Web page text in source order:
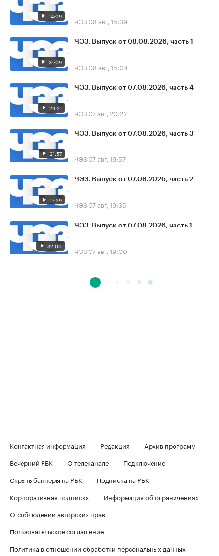
14:09 ЧЭЗ 08 авг, 15:39
31:09
ЧЭЗ. Выпуск от 08.08.2026, часть 1
ЧЭЗ 08 авг, 15:04
29:21
ЧЭЗ. Выпуск от 07.08.2026, часть 4
ЧЭЗ 07 авг, 20:22
21:57
ЧЭЗ. Выпуск от 07.08.2026, часть 3
ЧЭЗ 07 авг, 19:57
17:29
ЧЭЗ. Выпуск от 07.08.2026, часть 2
ЧЭЗ 07 авг, 19:35
32:00
ЧЭЗ. Выпуск от 07.08.2026, часть 1
ЧЭЗ 07 авг, 19:00
Контактная информация Редакция
Архив программ
Вечерний РБК
О телеканале
Подключение
Скрыть баннеры на РБК
Подписка на РБК
Корпоративная подписка
Информация об ограничениях
О соблюдении авторских прав
Пользовательское соглашение
Политика в отношении обработки персональных данных